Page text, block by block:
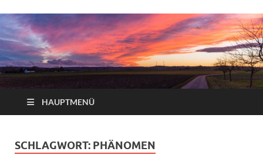
HAUPTMENÜ
SCHLAGWORT: PHÄNOMEN